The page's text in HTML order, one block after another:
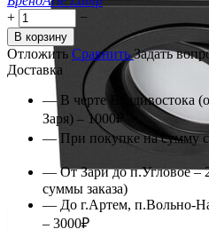
+
−
В корзину
Отложить СравнитьЗадать
Доставка
— В черте Владивостока
Заря) – 1000₽
— При покупке на сумму
— От Зари до п.Угловое –
суммы заказа)
— До г.Артем, п.Вольно-
– 3000₽